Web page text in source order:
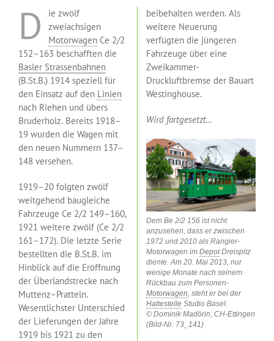
D
ie zwölf
zweiachsigen
Motorwagen Ce 2/2
152–163 beschafften die
Basler Strassenbahnen
(B.St.B.) 1914 speziell für
den Einsatz auf den Linien
nach Riehen und übers
Bruderholz. Bereits 1918–
19 wurden die Wagen mit
den neuen Nummern 137–
148 versehen.
1919–20 folgten zwölf
weitgehend baugleiche
Fahrzeuge Ce 2/2 149–160,
1921 weitere zwölf (Ce 2/2
161–172). Die letzte Serie
bestellten die B.St.B. im
Hinblick auf die Eröffnung
der Überlandstrecke nach
Muttenz–Pratteln.
Wesentlichster Unterschied
der Lieferungen der Jahre
1919 bis 1921 zu den
beibehalten werden. Als
weitere Neuerung
verfügten die jüngeren
Fahrzeuge über eine
Zweikammer-
Druckluftbremse der Bauart
Westinghouse.
Wird fortgesetzt…
Dem Be 2/2 156 ist nicht
anzusehen, dass er zwischen
1972 und 2010 als Rangier-
Motorwagen im DepotDreispitz
diente. Am 20. Mai 2013, nur
wenige Monate nach seinem
Rückbau zum Personen-
Motorwagen , steht er bei der
Haltestelle Studio Basel.
© Dominik Madörin, CH-Ettingen
(Bild-Nr. 73_141)